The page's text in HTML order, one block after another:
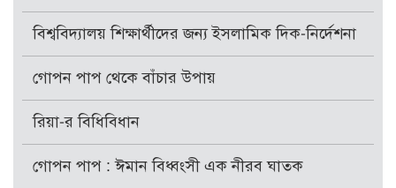
বিশ্ববিদ্যালয় শিক্ষার্থীদের জন্য ইসলামিক দিক-নির্দেশনা
গোপন পাপ থেকে বাঁচার উপায়
রিয়া-র বিধিবিধান
গোপন পাপ : ঈমান বিধ্বংসী এক নীরব ঘাতক